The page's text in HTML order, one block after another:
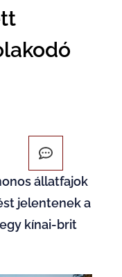
állatfajok
jelentenek a
kínai-brit